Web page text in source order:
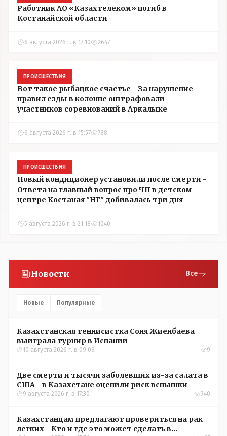
Работник АО «Казахтелеком» погиб в
Костанайской области
6 августа 2026 г. в 17:10 2647
ПРОИСШЕСТВИЯ
Вот такое рыбацкое счастье - За нарушение
правил езды в колонне оштрафовали
участников соревнований в Аркалыке
6 августа 2026 г. в 15:57 788
ПРОИСШЕСТВИЯ
Новый кондиционер установили после смерти -
Ответа на главный вопрос про ЧП в детском
центре Костаная "НГ" добивалась три дня
5 августа 2026 г. в 21:18 1040
Новости Все
Новые Популярные
Казахстанская теннисистка Соня Жиенбаева
выиграла турнир в Испании
10 августа 2026 г. в 09:08 9
Две смерти и тысячи заболевших из-за салата в
США - в Казахстане оценили риск вспышки
9 августа 2026 г. в 17:30 940
Казахстанцам предлагают провериться на рак
легких - Кто и где это может сделать в